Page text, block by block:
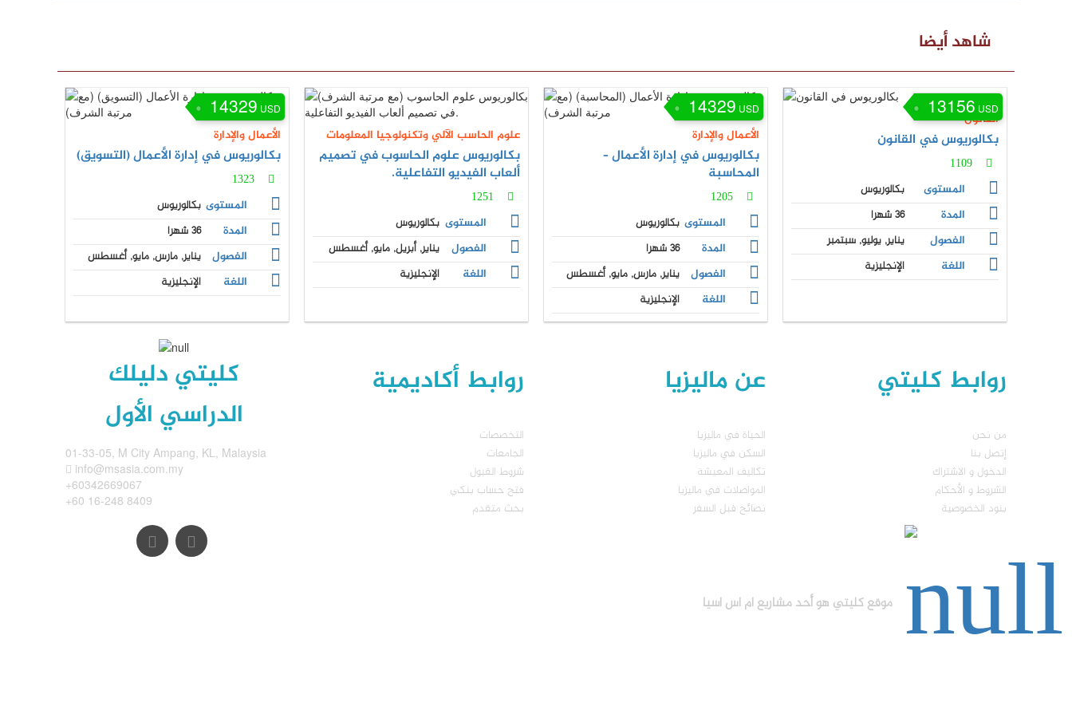
شاهد أيضا
14329 USD
الأعمال والإدارة
بكالوريوس في إدارة الأعمال (التسويق)
1323
المستوى بكالوريوس
المدة
36 شهرا
الفصول
يناير, مارس, مايو, أغسطس
اللغة
الإنجليزية
علوم الحاسب الآلي وتكنولوجيا المعلومات
بكالوريوس علوم الحاسوب في تصميم
ألعاب الفيديو التفاعلية.
1251
المستوى بكالوريوس
الفصول
يناير, أبريل, مايو, أغسطس
اللغة
الإنجليزية
14329 USD
الأعمال والإدارة
بكالوريوس في إدارة الأعمال –
المحاسبة
1205
المستوى بكالوريوس
المدة
36 شهرا
الفصول
يناير, مارس, مايو, أغسطس
اللغة
الإنجليزية
13156 USD
القانون
بكالوريوس في القانون
1109
المستوى
بكالوريوس
المدة
36 شهرا
الفصول
يناير, يوليو, سبتمبر
اللغة
الإنجليزية
كليتي دليلك
الدراسي الأول
01-33-05, M City Ampang, KL, Malaysia
info@msasia.com.my
+60342669067
+60 16-248 8409
روابط أكاديمية
التخصصات
الجامعات
شروط القبول
فتح حساب بنكي
بحث متقدم
عن ماليزيا
الحياة في ماليزيا
السكن في ماليزيا
تكاليف المعيشة
المواصلات في ماليزيا
نصائح فبل السفر
روابط كليتي
من نحن
إتصل بنا
الدخول و الاشتراك
الشروط و الأحكام
بنود الخصوصية
موقع كليتي هو أحد مشاريع ام اس اسيا